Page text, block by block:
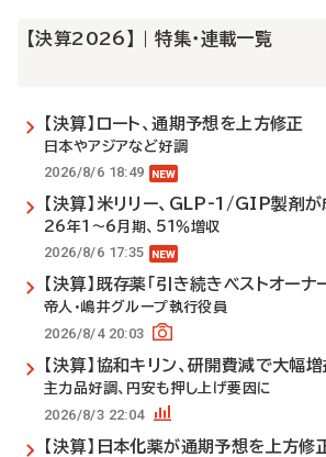
【決算2026】 | 特集・連載一覧
【決算】ロート、通期予想を上方修正
日本やアジアなど好調
2026/8/6 18:49
【決算】米リリー、GLP-1/GIP製剤が
26年1～6月期、51％増収
2026/8/6 17:35
【決算】既存薬「引き続きベストオーナ
帝人・嶋井グループ執行役員
2026/8/4 20:03
【決算】協和キリン、研開費減で大幅
主力品好調、円安も押し上げ要因に
2026/8/3 22:04
【決算】日本化薬が通期予想を上方修